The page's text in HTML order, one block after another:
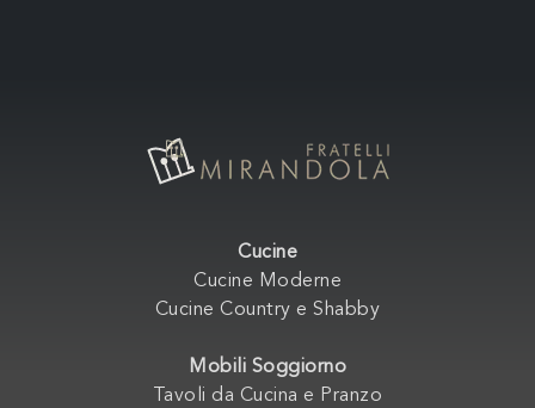
Cucine
Cucine Moderne
Cucine Country e Shabby
Mobili Soggiorno
Tavoli da Cucina e Pranzo